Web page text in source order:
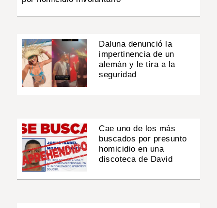
Daluna denunció la
impertinencia de un
alemán y le tira a la
seguridad
Cae uno de los más
buscados por presunto
homicidio en una
discoteca de David